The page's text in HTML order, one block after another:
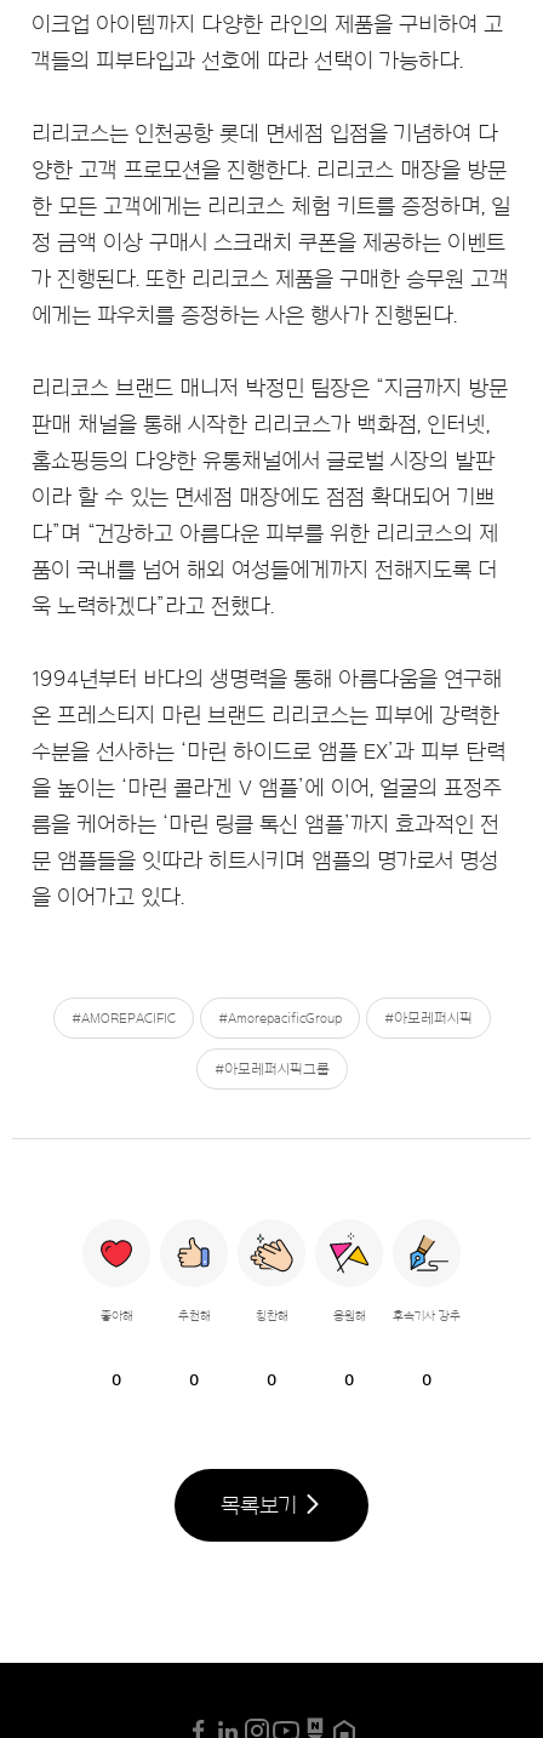
이크업 아이템까지 다양한 라인의 제품을 구비하여 고
객들의 피부타입과 선호에 따라 선택이 가능하다.
리리코스는 인천공항 롯데 면세점 입점을 기념하여 다
양한 고객 프로모션을 진행한다. 리리코스 매장을 방문
한 모든 고객에게는 리리코스 체험 키트를 증정하며, 일
정 금액 이상 구매시 스크래치 쿠폰을 제공하는 이벤트
가 진행된다. 또한 리리코스 제품을 구매한 승무원 고객
에게는 파우치를 증정하는 사은 행사가 진행된다.
리리코스 브랜드 매니저 박정민 팀장은 “지금까지 방문
판매 채널을 통해 시작한 리리코스가 백화점, 인터넷,
홈쇼핑등의 다양한 유통채널에서 글로벌 시장의 발판
이라 할 수 있는 면세점 매장에도 점점 확대되어 기쁘
다”며 “건강하고 아름다운 피부를 위한 리리코스의 제
품이 국내를 넘어 해외 여성들에게까지 전해지도록 더
욱 노력하겠다”라고 전했다.
1994년부터 바다의 생명력을 통해 아름다움을 연구해
온 프레스티지 마린 브랜드 리리코스는 피부에 강력한
수분을 선사하는 ‘마린 하이드로 앰플 EX’과 피부 탄력
을 높이는 ‘마린 콜라겐 V 앰플’에 이어, 얼굴의 표정주
름을 케어하는 ‘마린 링클 톡신 앰플’까지 효과적인 전
문 앰플들을 잇따라 히트시키며 앰플의 명가로서 명성
을 이어가고 있다.
#AMOREPACIFIC #AmorepacificGroup #아모레퍼시픽
#아모레퍼시픽그룹
좋아해
0
추천해
0
칭찬해
0
응원해
0
후속기사 강추
0
목록보기